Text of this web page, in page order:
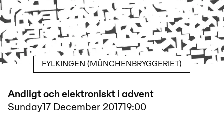
FYLKINGEN (MÜNCHENBRYGGERIET)
Andligt och elektroniskt i advent
Sunday17 December 201719:00